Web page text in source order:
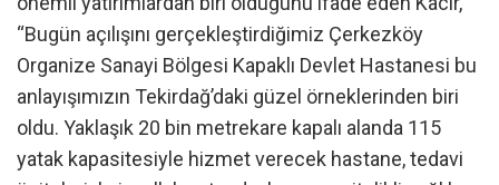
“Bugün açılışını gerçekleştirdiğimiz Çerkezköy
Organize Sanayi Bölgesi Kapaklı Devlet Hastanesi bu
anlayışımızın Tekirdağ’daki güzel örneklerinden biri
oldu. Yaklaşık 20 bin metrekare kapalı alanda 115
yatak kapasitesiyle hizmet verecek hastane, tedavi